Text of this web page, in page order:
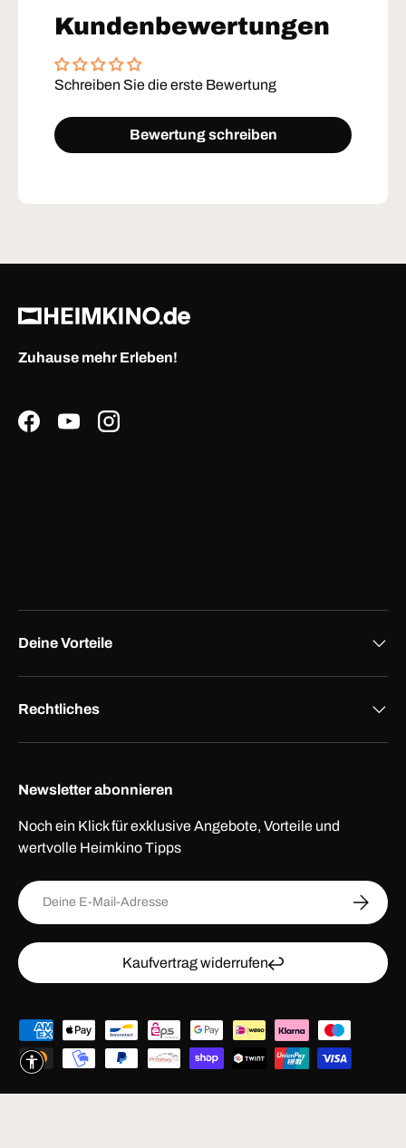
Kundenbewertungen
Schreiben Sie die erste Bewertung
Bewertung schreiben
Zuhause mehr Erleben!
FacebookYouTubeInstagram
Deine Vorteile
Rechtliches
Newsletter abonnieren
Noch ein Klick für exklusive Angebote, Vorteile und
wertvolle Heimkino Tipps
E-Mail
Kaufvertrag widerrufen
Zahlungsmethoden